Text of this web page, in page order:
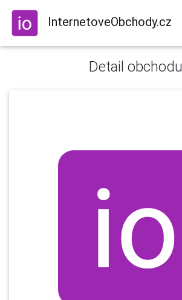
InternetoveObchody.cz
Detail obchodu